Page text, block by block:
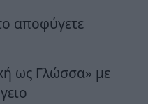
αποφύγετε
ως Γλώσσα» με